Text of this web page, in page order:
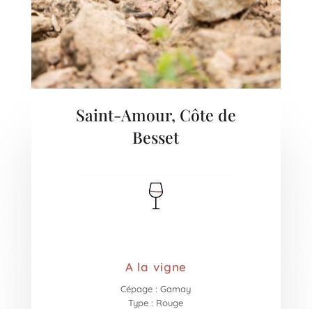
Saint-Amour, Côte de
Besset
A la vigne
Cépage : Gamay
Type : Rouge